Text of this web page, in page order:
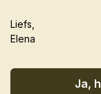
Liefs,
Elena
Ja,